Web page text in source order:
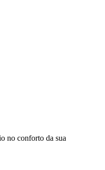
no conforto da sua